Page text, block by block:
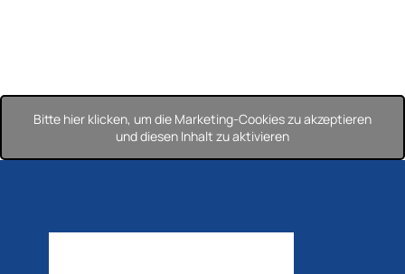
Bitte hier klicken, um die Marketing-Cookies zu akzeptieren
und diesen Inhalt zu aktivieren